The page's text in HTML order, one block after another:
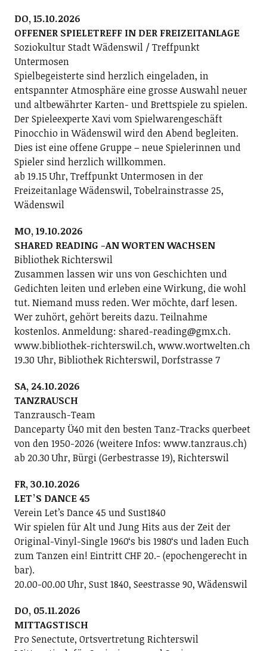
DO, 15.10.2026
OFFENER SPIELETREFF IN DER FREIZEITANLAGE
Soziokultur Stadt Wädenswil / Treffpunkt
Untermosen
Spielbegeisterte sind herzlich eingeladen, in
entspannter Atmosphäre eine grosse Auswahl neuer
und altbewährter Karten- und Brettspiele zu spielen.
Der Spieleexperte Xavi vom Spielwarengeschäft
Pinocchio in Wädenswil wird den Abend begleiten.
Dies ist eine offene Gruppe – neue Spielerinnen und
Spieler sind herzlich willkommen.
ab 19.15 Uhr, Treffpunkt Untermosen in der
Freizeitanlage Wädenswil, Tobelrainstrasse 25,
Wädenswil
MO, 19.10.2026
SHARED READING -AN WORTEN WACHSEN
Bibliothek Richterswil
Zusammen lassen wir uns von Geschichten und
Gedichten leiten und erleben eine Wirkung, die wohl
tut. Niemand muss reden. Wer möchte, darf lesen.
Wer zuhört, gehört bereits dazu. Teilnahme
kostenlos. Anmeldung: shared-reading@gmx.ch.
www.bibliothek-richterswil.ch, www.wortwelten.ch
19.30 Uhr, Bibliothek Richterswil, Dorfstrasse 7
SA, 24.10.2026
TANZRAUSCH
Tanzrausch-Team
Danceparty Ü40 mit den besten Tanz-Tracks querbeet
von den 1950-2026 (weitere Infos: www.tanzraus.ch)
ab 20.30 Uhr, Bürgi (Gerbestrasse 19), Richterswil
FR, 30.10.2026
LETʼS DANCE 45
Verein Letʼs Dance 45 und Sust1840
Wir spielen für Alt und Jung Hits aus der Zeit der
Original-Vinyl-Single 1960ʻs bis 1980ʻs und laden Euch
zum Tanzen ein! Eintritt CHF 20.- (epochengerecht in
bar).
20.00-00.00 Uhr, Sust 1840, Seestrasse 90, Wädenswil
DO, 05.11.2026
MITTAGSTISCH
Pro Senectute, Ortsvertretung Richterswil